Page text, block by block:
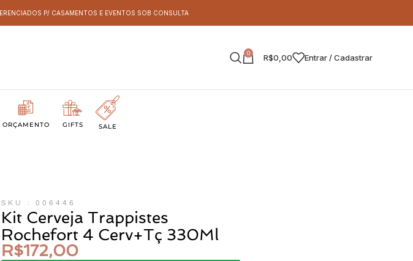
P/ CASAMENTOS E EVENTOS SOB CONSULTA
0 R$0,00 Entrar / Cadastrar
ORÇAMENTO GIFTS SALE
SKU : 006446
Kit Cerveja Trappistes
Rochefort 4 Cerv+Tç 330Ml
R$172,00